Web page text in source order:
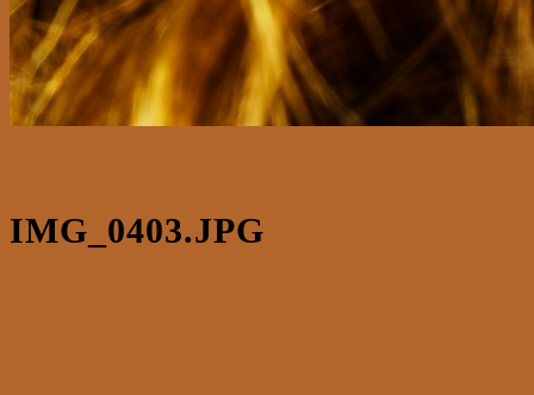
IMG_0403.JPG